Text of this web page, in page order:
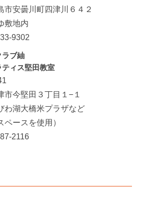
市安曇川町四津川６４２
敷地内
9302
ラブ紬
ティス堅田教室
市今堅田３丁目１−１
わ湖大橋米プラザなど
ペースを使用）
2116